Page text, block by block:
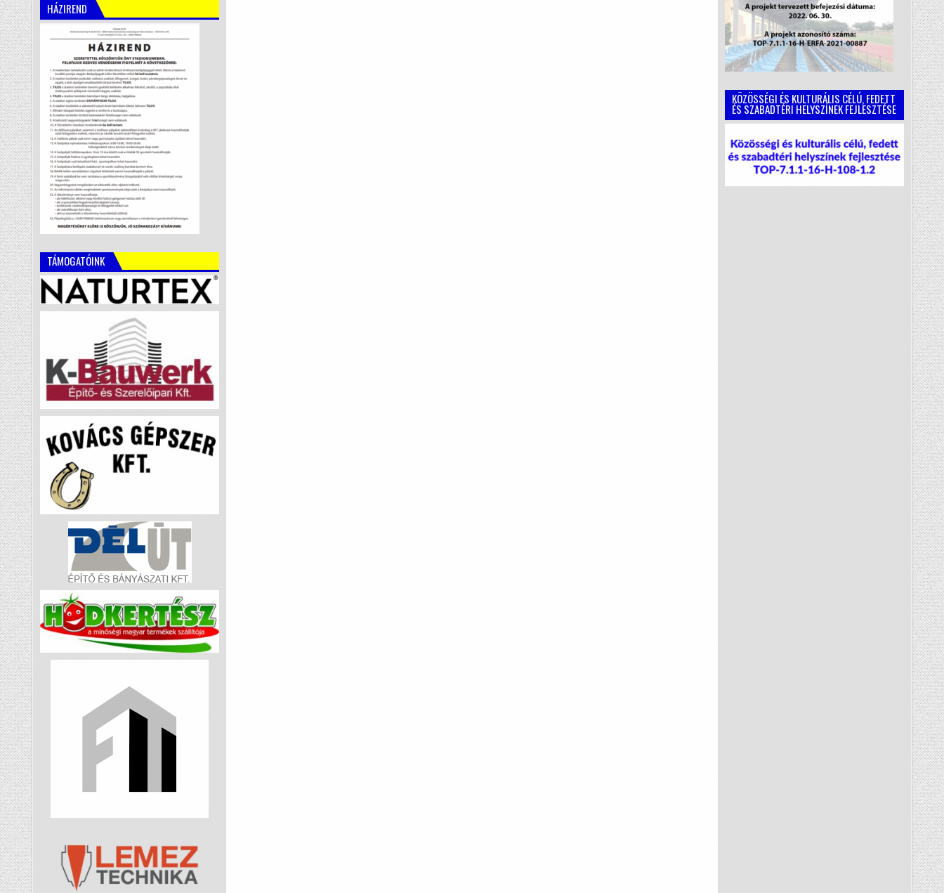
HÁZIREND
TÁMOGATÓINK
KÖZÖSSÉGI ÉS KULTURÁLIS CÉLÚ, FEDETT
ÉS SZABADTÉRI HELYSZÍNEK FEJLESZTÉSE